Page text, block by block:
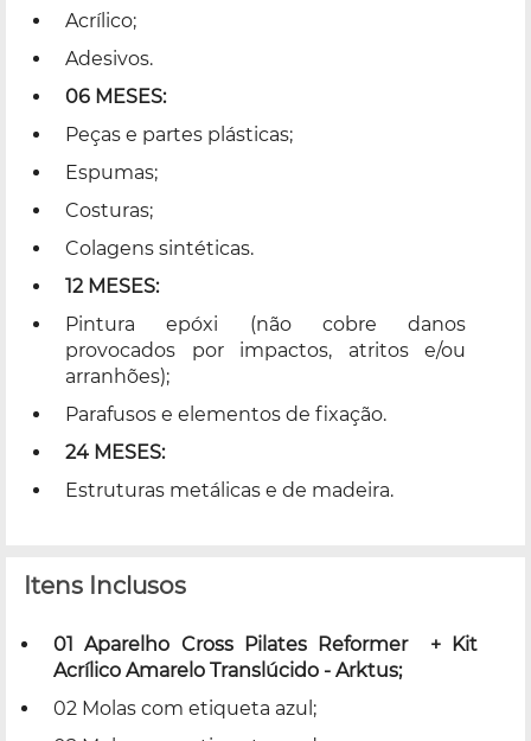
Acrílico;
Adesivos.
06 MESES:
Peças e partes plásticas;
Espumas;
Costuras;
Colagens sintéticas.
12 MESES:
Pintura epóxi (não cobre danos
provocados por impactos, atritos e/ou
arranhões);
Parafusos e elementos de fixação.
24 MESES:
Estruturas metálicas e de madeira.
Itens Inclusos
01 Aparelho Cross Pilates Reformer + Kit
Acrílico Amarelo Translúcido - Arktus;
02 Molas com etiqueta azul;